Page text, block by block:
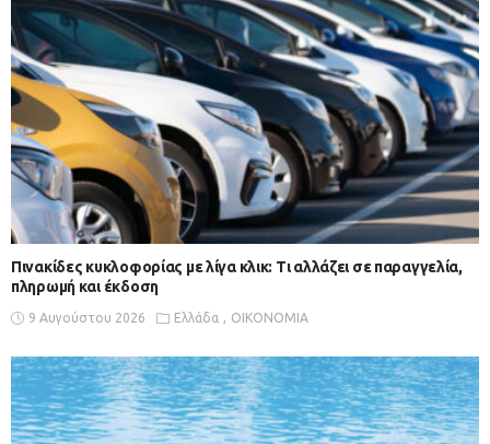
Πινακίδες κυκλοφορίας με λίγα κλικ: Τι αλλάζει σε παραγγελία,
πληρωμή και έκδοση
9 Αυγούστου 2026 Ελλάδα ΟΙΚΟΝΟΜΙΑ